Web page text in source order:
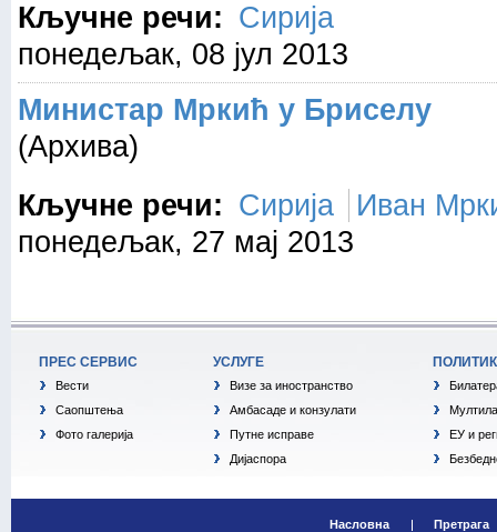
Кључне речи: Сирија
понедељак, 08 јул 2013
Министар Мркић у Бриселу
(Архива)
Кључне речи: Сирија
Иван
понедељак, 27 мај 2013
ПРЕС СЕРВИС
Вести
Саопштења
Фото галерија
УСЛУГЕ
Визе за иностранство
Амбасаде и конзулати
Путне исправе
Дијаспора
ЕУ и
Насловна Претрага